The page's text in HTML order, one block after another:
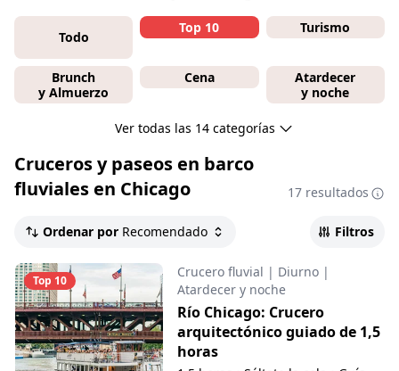
Todo
Top 10 Turismo
Brunch
y Almuerzo
Cena
Atardecer
y noche
Ver todas las 14 categorías
Cruceros y paseos en barco
fluviales en Chicago
17 resultados
Ordenar por Recomendado Filtros
Top 10
Crucero fluvial | Diurno |
Atardecer y noche
Río Chicago: Crucero
arquitectónico guiado de 1,5
horas